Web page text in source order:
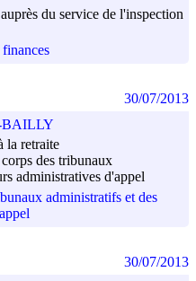
du service de l'inspection
BAILLY
la retraite
des tribunaux
administratives d'appel
administratifs et des
30/07/2013
30/07/2013